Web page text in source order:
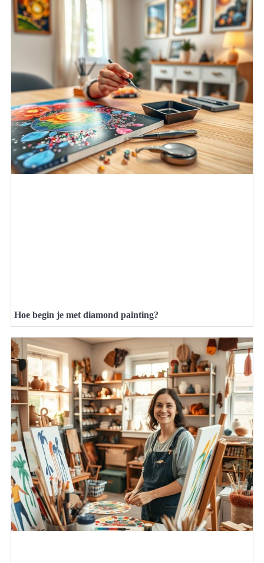
Hoe begin je met diamond painting?